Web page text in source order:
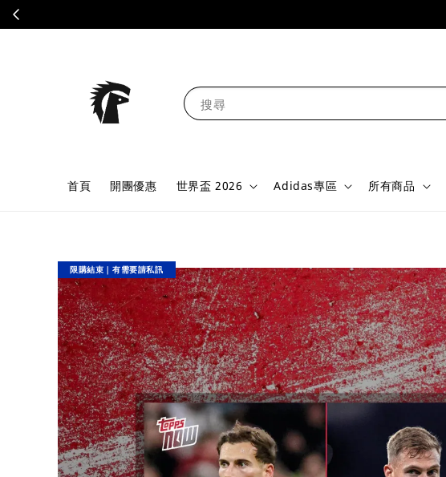
搜尋
首頁 開團優惠 世界盃 2026 Adidas專區 所有商品
限購結束｜有需要請私訊